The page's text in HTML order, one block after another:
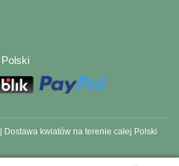
Polski
kwiatów na terenie całej Polski